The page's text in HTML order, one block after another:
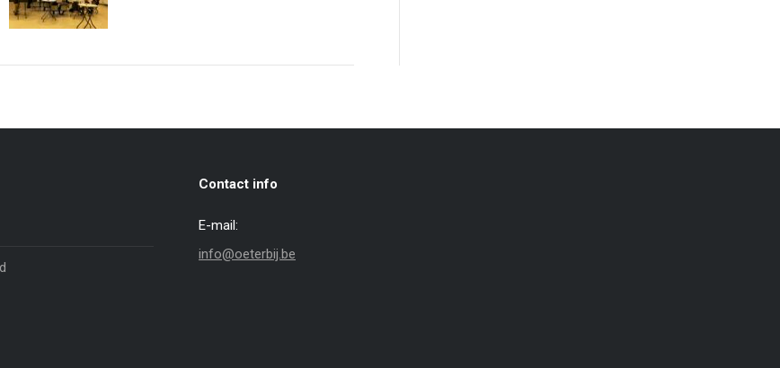
Contact info
E-mail:
info@oeterbij.be